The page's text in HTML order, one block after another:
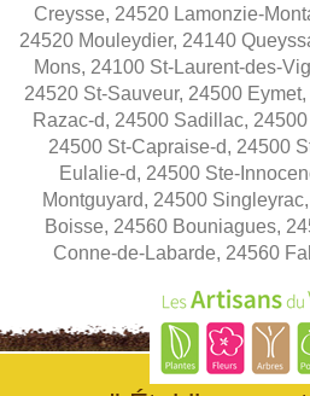
Creysse, 24520 Lamonzie-
24520 Mouleydier, 24140
Mons, 24100 St-Laurent-des-
24520 St-Sauveur, 24500
Razac-d, 24500 Sadillac,
24500 St-Capraise-d, 24500
Eulalie-d, 24500 Ste-
Montguyard, 24500
Boisse, 24560 Bouniagues,
Conne-de-Labarde, 24560